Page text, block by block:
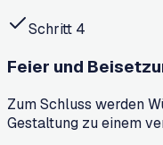
Schritt 4
Feier und
Zum Schluss werden
Gestaltung zu einem